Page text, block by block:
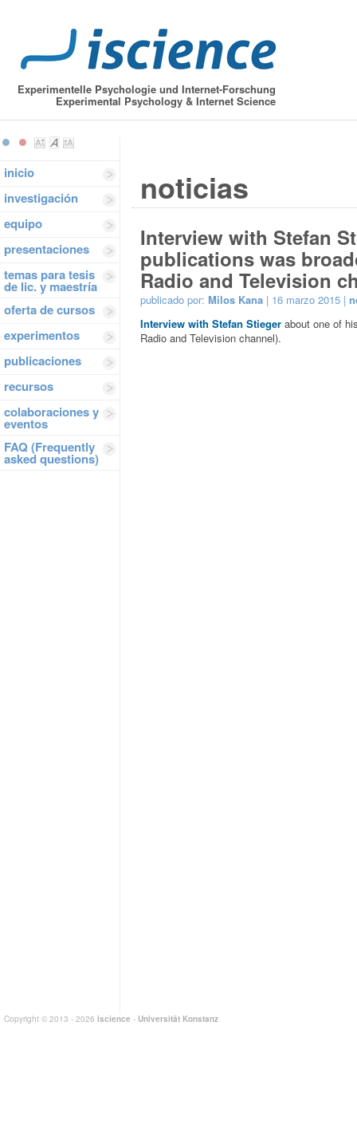
Experimentelle Psychologie und Internet-Forschung
Experimental Psychology & Internet Science
inicio
investigación
equipo
presentaciones
temas para tesis
de lic. y maestría
oferta de cursos
experimentos
publicaciones
recursos
colaboraciones y
eventos
FAQ (Frequently
asked questions)
noticias
Interview with Stefan
publications was
Radio and Television
publicado por: Milos Kana | 16 marzo 2015 |
Interview with Stefan Stieger about one of
Radio and Television channel).
Copyright © 2013 - 2026 iscience - Universität Konstanz